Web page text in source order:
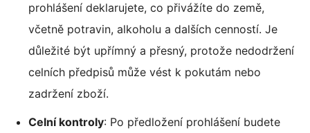
prohlášení deklarujete, co přivážíte do země,
včetně potravin, alkoholu a dalších cenností. Je
důležité být upřímný a přesný, protože nedodržení
celních předpisů může vést k pokutám nebo
zadržení zboží.
Celní kontroly: Po předložení prohlášení budete